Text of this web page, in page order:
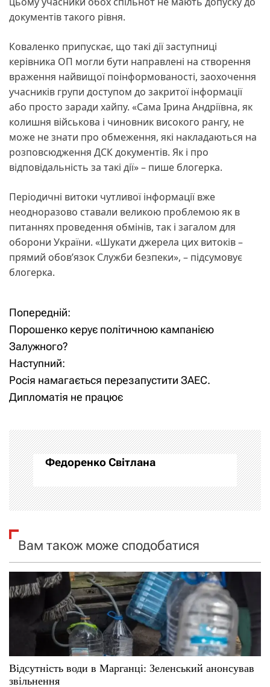
документів такого рівня.
Коваленко припускає, що такі дії заступниці
керівника ОП могли бути направлені на створення
враження найвищої поінформованості, заохочення
учасників групи доступом до закритої інформації
або просто заради хайпу. «Сама Ірина Андріївна, як
колишня військова і чиновник високого рангу, не
може не знати про обмеження, які накладаються на
розповсюдження ДСК документів. Як і про
відповідальність за такі дії» – пише блогерка.
Періодичні витоки чутливої інформації вже
неодноразово ставали великою проблемою як в
питаннях проведення обмінів, так і загалом для
оборони України. «Шукати джерела цих витоків –
прямий обов’язок Служби безпеки», – підсумовує
блогерка.
Н
а
в
і
а
ц
і
а
п
с
і
Попередній:
Порошенко керує політичною кампанією
Залужного?
Наступний:
Росія намагається перезапустити ЗАЕС.
Дипломатія не працює
Федоренко Світлана
Вам також може сподобатися
Відсутність води в Марганці: Зеленський анонсував
звільнення